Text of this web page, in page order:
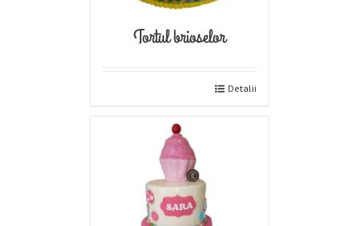
Tortul brioselor
Detalii